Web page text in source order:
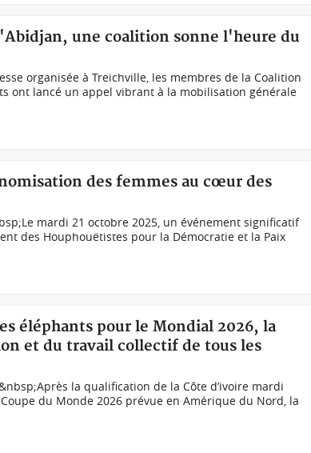
une coalition sonne l'heure du
organisée à Treichville, les membres de la Coalition
ont lancé un appel vibrant à la mobilisation générale
des femmes au cœur des
mardi 21 octobre 2025, un événement significatif
des Houphouëtistes pour la Démocratie et la Paix
éléphants pour le Mondial 2026, la
et du travail collectif de tous les
la qualification de la Côte d’ivoire mardi
du Monde 2026 prévue en Amérique du Nord, la